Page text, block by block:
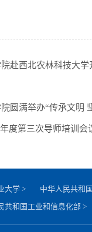
赴西北农林科技大学
圆满举办“传承文明
度第三次导师培训会
大学 >
中华人民共和
共和国工业和信息化部 >